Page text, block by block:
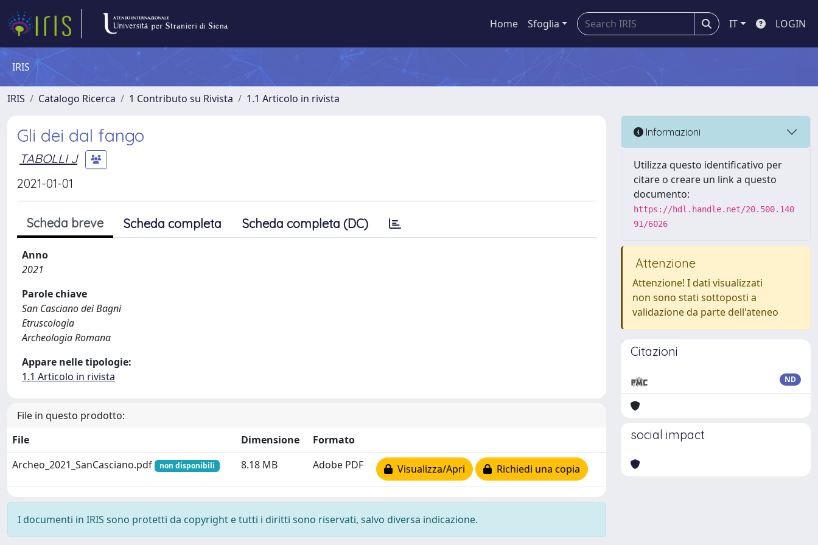
Home Sfoglia IT LOGIN
IRIS
IRIS Catalogo Ricerca 1 Contributo su Rivista 1.1 Articolo in rivista
Gli dei dal fango
TABOLLI J
2021-01-01
Scheda breve Scheda completa Scheda completa (DC)
Anno
2021
Parole chiave
San Casciano dei Bagni
Etruscologia
Archeologia Romana
Appare nelle tipologie:
1.1 Articolo in rivista
File in questo prodotto:
File
Dimensione
Formato
Archeo_2021_SanCasciano.pdf
non disponibili 8.18 MB Adobe PDF Visualizza/Apri Richiedi una copia
I documenti in IRIS sono protetti da copyright e tutti i diritti sono riservati, salvo diversa indicazione.
Informazioni
Utilizza questo identificativo per
citare o creare un link a questo
documento:
https://hdl.handle.net/20.500.140
91/6026
Attenzione
Attenzione! I dati visualizzati
non sono stati sottoposti a
validazione da parte dell'ateneo
Citazioni
ND
social impact